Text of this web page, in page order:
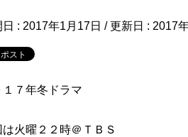
: 2017年1月17日 / 更新日 : 2017
１７年冬ドラマ
は火曜２２時＠ＴＢＳ